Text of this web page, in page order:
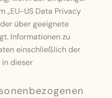
„EU-US Data Privacy
über geeignete
Informationen zu
einschließlich der
in dieser